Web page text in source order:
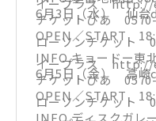
イープラス http://
チケットぴあ
ローソンチケット
イープラス http://
6月3日（水） 仙台
OPEN／START
INFO.キョードー東
チケットぴあ
ローソンチケット
6月5日（金） 高崎
OPEN／START
INFO.ディスクガレ